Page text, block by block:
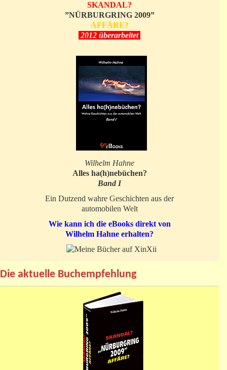
SKANDAL?
”NÜRBURGRING 2009”
AFFÄRE?
2012 überarbeitet
Wilhelm Hahne
Alles ha(h)nebüchen?
Band I
Ein Dutzend wahre Geschichten aus der
automobilen Welt
Wie kann ich die eBooks direkt von
Wilhelm Hahne erhalten?
Die aktuelle Buchempfehlung